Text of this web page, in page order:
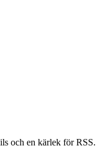
och en kärlek för RSS.